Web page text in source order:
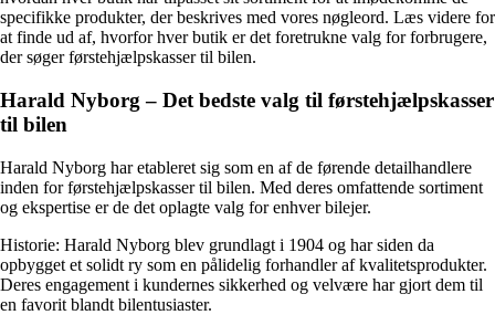
specifikke produkter, der beskrives med vores nøgleord. Læs videre for
at finde ud af, hvorfor hver butik er det foretrukne valg for forbrugere,
der søger førstehjælpskasser til bilen.
Harald Nyborg – Det bedste valg til førstehjælpskasser
til bilen
Harald Nyborg har etableret sig som en af de førende detailhandlere
inden for førstehjælpskasser til bilen. Med deres omfattende sortiment
og ekspertise er de det oplagte valg for enhver bilejer.
Historie: Harald Nyborg blev grundlagt i 1904 og har siden da
opbygget et solidt ry som en pålidelig forhandler af kvalitetsprodukter.
Deres engagement i kundernes sikkerhed og velvære har gjort dem til
en favorit blandt bilentusiaster.